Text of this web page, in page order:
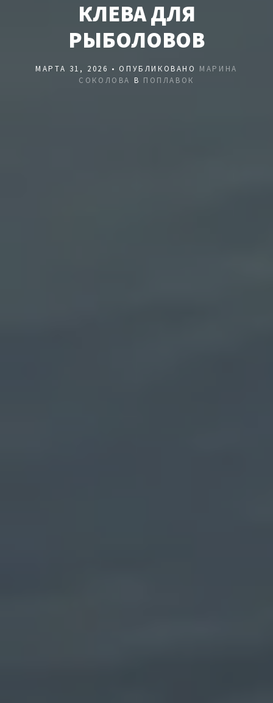
КЛЕВА ДЛЯ
РЫБОЛОВОВ
МАРТА 31, 2026 • ОПУБЛИКОВАНО МАРИНА
СОКОЛОВА В ПОПЛАВОК